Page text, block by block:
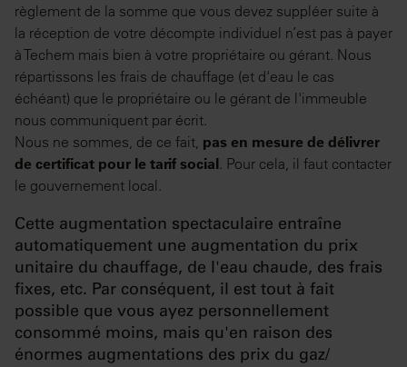
règlement de la somme que vous devez suppléer suite à
la réception de votre décompte individuel n’est pas à payer
à Techem mais bien à votre propriétaire ou gérant. Nous
répartissons les frais de chauffage (et d'eau le cas
échéant) que le propriétaire ou le gérant de l'immeuble
nous communiquent par écrit.
Nous ne sommes, de ce fait, pas en mesure de délivrer
de certificat pour le tarif social. Pour cela, il faut contacter
le gouvernement local.
Cette augmentation spectaculaire entraîne
automatiquement une augmentation du prix
unitaire du chauffage, de l'eau chaude, des frais
fixes, etc. Par conséquent, il est tout à fait
possible que vous ayez personnellement
consommé moins, mais qu'en raison des
énormes augmentations des prix du gaz/